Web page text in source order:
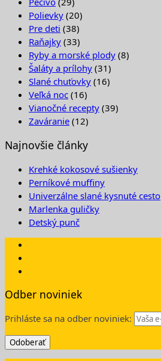
Polievky (20)
Pre deti (38)
Raňajky (33)
Ryby a morské plody (8)
Šaláty a prílohy (31)
Slané chuťovky (16)
Veľká noc (16)
Vianočné recepty (39)
Zaváranie (12)
Najnovšie články
Krehké kokosové sušienky
Perníkové muffiny
Univerzálne slané kysnuté cesto
Marlenka guličky
Detský punč
Odber noviniek
Prihláste sa na odber noviniek: